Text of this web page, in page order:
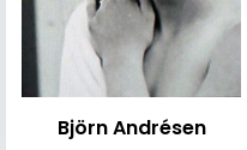
Björn Andrésen